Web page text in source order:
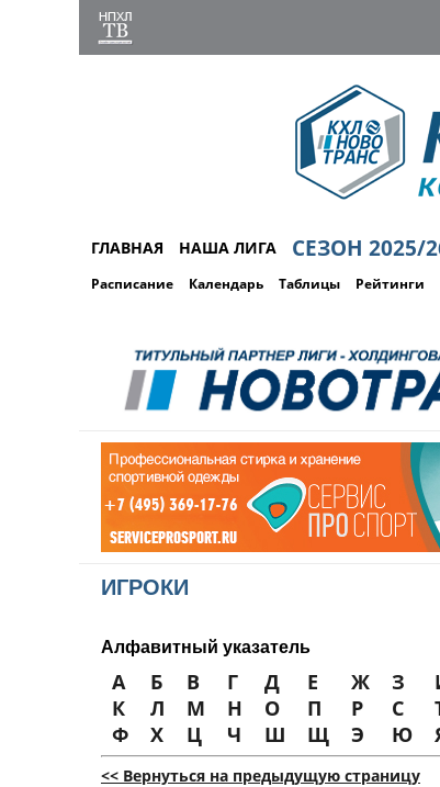
ГЛАВНАЯ НАША ЛИГА СЕЗОН 2025/
Расписание Календарь Таблицы Рейтинги
ИГРОКИ
Алфавитный указатель
А Б В Г Д Е Ж З
К
Л М Н О П Р С
Ф
Х Ц Ч Ш Щ Э Ю
<< Вернуться на предыдущую страницу